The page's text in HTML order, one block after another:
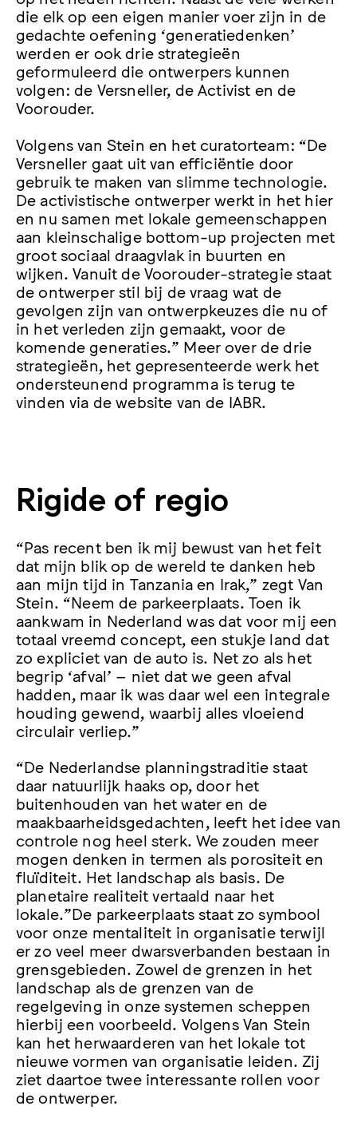
die elk op een eigen manier voer zijn in de
gedachte oefening ‘generatiedenken’
werden er ook drie strategieën
geformuleerd die ontwerpers kunnen
volgen: de Versneller, de Activist en de
Voorouder.
Volgens van Stein en het curatorteam: “De
Versneller gaat uit van efficiëntie door
gebruik te maken van slimme technologie.
De activistische ontwerper werkt in het hier
en nu samen met lokale gemeenschappen
aan kleinschalige bottom-up projecten met
groot sociaal draagvlak in buurten en
wijken. Vanuit de Voorouder-strategie staat
de ontwerper stil bij de vraag wat de
gevolgen zijn van ontwerpkeuzes die nu of
in het verleden zijn gemaakt, voor de
komende generaties.” Meer over de drie
strategieën, het gepresenteerde werk het
ondersteunend programma is terug te
vinden via de website van de IABR.
Rigide of regio
“Pas recent ben ik mij bewust van het feit
dat mijn blik op de wereld te danken heb
aan mijn tijd in Tanzania en Irak,” zegt Van
Stein. “Neem de parkeerplaats. Toen ik
aankwam in Nederland was dat voor mij een
totaal vreemd concept, een stukje land dat
zo expliciet van de auto is. Net zo als het
begrip ‘afval’ – niet dat we geen afval
hadden, maar ik was daar wel een integrale
houding gewend, waarbij alles vloeiend
circulair verliep.”
“De Nederlandse planningstraditie staat
daar natuurlijk haaks op, door het
buitenhouden van het water en de
maakbaarheidsgedachten, leeft het idee van
controle nog heel sterk. We zouden meer
mogen denken in termen als porositeit en
fluïditeit. Het landschap als basis. De
planetaire realiteit vertaald naar het
lokale.”De parkeerplaats staat zo symbool
voor onze mentaliteit in organisatie terwijl
er zo veel meer dwarsverbanden bestaan in
grensgebieden. Zowel de grenzen in het
landschap als de grenzen van de
regelgeving in onze systemen scheppen
hierbij een voorbeeld. Volgens Van Stein
kan het herwaarderen van het lokale tot
nieuwe vormen van organisatie leiden. Zij
ziet daartoe twee interessante rollen voor
de ontwerper.